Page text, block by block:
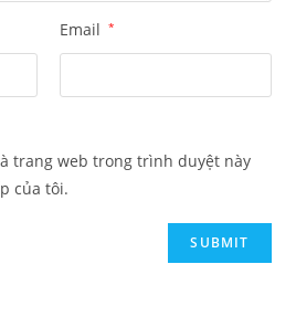
Email *
trang web trong trình duyệt này
của tôi.